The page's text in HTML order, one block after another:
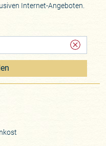
Internet-Angeboten.